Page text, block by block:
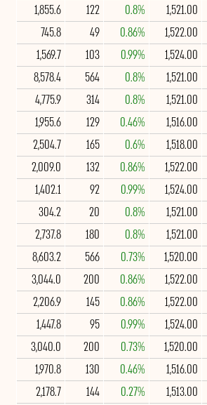
1,521.00
0.8%
122
1,855.6
1,522.00
0.86%
49
745.8
1,524.00
0.99%
103
1,569.7
1,521.00
0.8%
564
8,578.4
1,521.00
0.8%
314
4,775.9
1,516.00
0.46%
129
1,955.6
1,518.00
0.6%
165
2,504.7
1,522.00
0.86%
132
2,009.0
1,524.00
0.99%
92
1,402.1
1,521.00
0.8%
20
304.2
1,521.00
0.8%
180
2,737.8
1,520.00
0.73%
566
8,603.2
1,522.00
0.86%
200
3,044.0
1,522.00
0.86%
145
2,206.9
1,524.00
0.99%
95
1,447.8
1,520.00
0.73%
200
3,040.0
1,516.00
0.46%
130
1,970.8
1,513.00
0.27%
144
2,178.7